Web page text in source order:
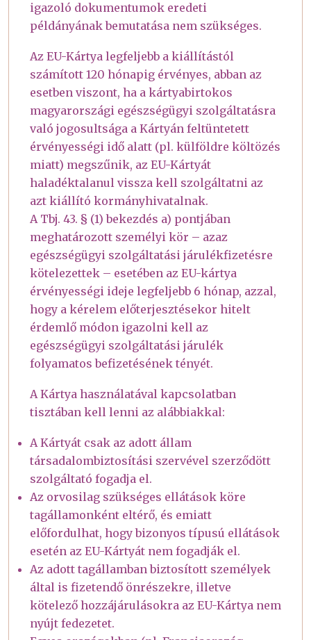
igazoló dokumentumok eredeti
példányának bemutatása nem szükséges.
Az EU-Kártya legfeljebb a kiállítástól
számított 120 hónapig érvényes, abban az
esetben viszont, ha a kártyabirtokos
magyarországi egészségügyi szolgáltatásra
való jogosultsága a Kártyán feltüntetett
érvényességi idő alatt (pl. külföldre költözés
miatt) megszűnik, az EU-Kártyát
haladéktalanul vissza kell szolgáltatni az
azt kiállító kormányhivatalnak.
A Tbj. 43. § (1) bekezdés a) pontjában
meghatározott személyi kör – azaz
egészségügyi szolgáltatási járulékfizetésre
kötelezettek – esetében az EU-kártya
érvényességi ideje legfeljebb 6 hónap, azzal,
hogy a kérelem előterjesztésekor hitelt
érdemlő módon igazolni kell az
egészségügyi szolgáltatási járulék
folyamatos befizetésének tényét.
A Kártya használatával kapcsolatban
tisztában kell lenni az alábbiakkal:
A Kártyát csak az adott állam
társadalombiztosítási szervével szerződött
szolgáltató fogadja el.
Az orvosilag szükséges ellátások köre
tagállamonként eltérő, és emiatt
előfordulhat, hogy bizonyos típusú ellátások
esetén az EU-Kártyát nem fogadják el.
Az adott tagállamban biztosított személyek
által is fizetendő önrészekre, illetve
kötelező hozzájárulásokra az EU-Kártya nem
nyújt fedezetet.